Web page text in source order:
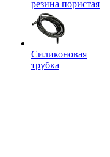
резина пористая
Силиконовая
трубка